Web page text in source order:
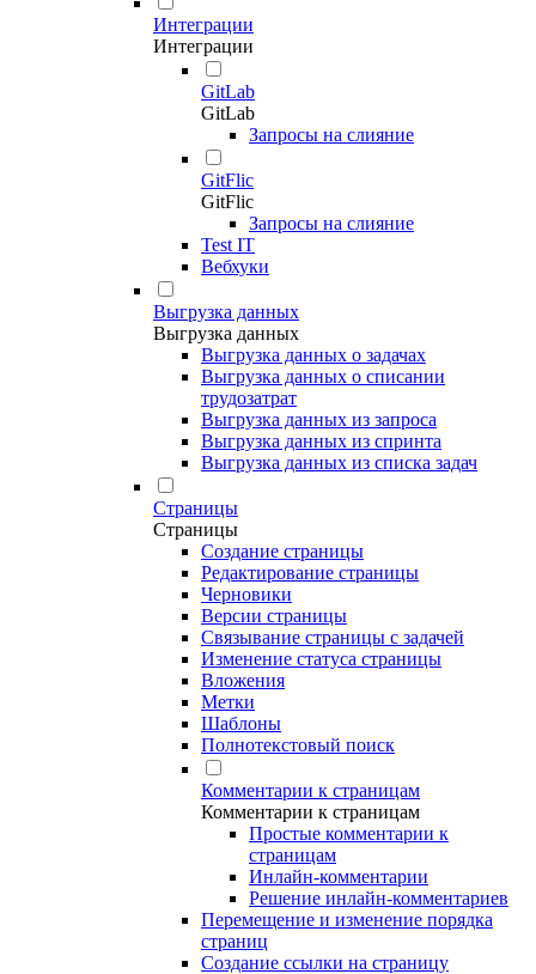
Интеграции
Интеграции
GitLab
GitLab
Запросы на слияние
GitFlic
GitFlic
Запросы на слияние
Test IT
Вебхуки
Выгрузка данных
Выгрузка данных
Выгрузка данных о задачах
Выгрузка данных о списании
трудозатрат
Выгрузка данных из запроса
Выгрузка данных из спринта
Выгрузка данных из списка задач
Страницы
Страницы
Создание страницы
Редактирование страницы
Черновики
Версии страницы
Связывание страницы с задачей
Изменение статуса страницы
Вложения
Метки
Шаблоны
Полнотекстовый поиск
Комментарии к страницам
Комментарии к страницам
Простые комментарии к
страницам
Инлайн-комментарии
Решение инлайн-комментариев
Перемещение и изменение порядка
страниц
Создание ссылки на страницу